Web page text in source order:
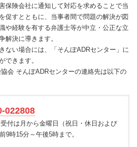
保険会社に通知して対応を求めることで当
促すとともに、当事者間で問題の解決が図
や経験を有する弁護士等が中立・公正な立
解決に導きます。
ない場合には、「そんぽADRセンター」に
できます。
会 そんぽADRセンターの連絡先は以下の
022808
付は月から金曜日（祝日・休日および
9時15分～午後5時まで。